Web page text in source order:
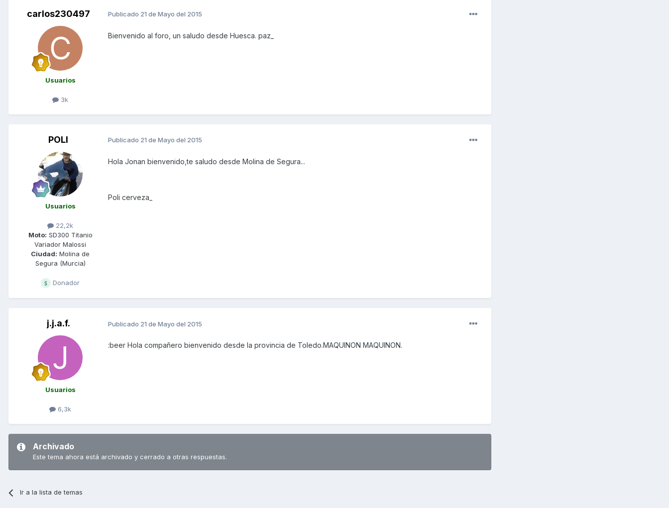
carlos230497
Usuarios
3k
Publicado 21 de Mayo del 2015
Bienvenido al foro, un saludo desde Huesca. paz_
POLI
Usuarios
22,2k
Moto: SD300 Titanio
Variador Malossi
Ciudad: Molina de
Segura (Murcia)
Donador
Publicado 21 de Mayo del 2015
Hola Jonan bienvenido,te saludo desde Molina de Segura...
Poli cerveza_
j.j.a.f.
Usuarios
6,3k
Publicado 21 de Mayo del 2015
:beer Hola compañero bienvenido desde la provincia de Toledo.MAQUINON MAQUINON.
Archivado
Este tema ahora está archivado y cerrado a otras respuestas.
Ir a la lista de temas